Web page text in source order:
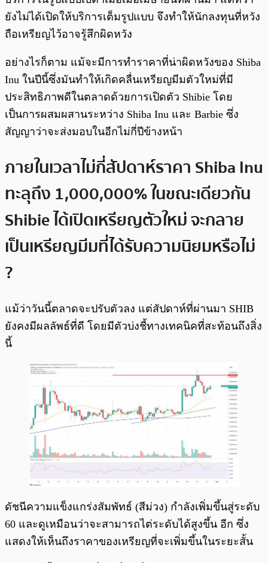
ยังไม่ได้เปิดให้บริการเต็มรูปแบบ จึงทำให้นักลงทุนที่หวัง
ถือเหรียญไว้อาจรู้สึกผิดหวัง
อย่างไรก็ตาม แม้จะมีการทำราคาที่น่าผิดหวังของ Shiba
Inu ในปีนี้ซึ่งมันทำให้เกิดคลื่นเหรียญมีมตัวใหม่ที่มี
ประสิทธิภาพดีในตลาดด้วยการเปิดตัว Shibie โดย
เป็นการผสมผสานระหว่าง Shiba Inu และ Barbie ซึ่ง
สัญญาว่าจะส่งมอบในอีกไม่กี่ปีข้างหน้า
ภายในเวลาไม่กี่สัปดาห์ราคา Shiba Inu
ทะลุถึง 1,000,000% ในขณะเดียวกัน
Shibie ได้เปิดเหรียญตัวใหม่ จะกลาย
เป็นเหรียญมีมที่ได้รับความนิยมหรือไม่
?
แม้ว่าวันนี้ตลาดจะปรับตัวลง แต่สัปดาห์ที่ผ่านมา SHIB
ยังคงมีผลลัพธ์ที่ดี โดยมีตัวบ่งชี้ทางเทคนิคที่สะท้อนถึงสิ่ง
นี้
ดัชนีความแข็งแกร่งสัมพัทธ์ (สีม่วง) กำลังเพิ่มขึ้นสู่ระดับ
60 และดูเหมือนว่าจะสามารถไต่ระดับได้สูงขึ้น อีก ซึ่ง
แสดงให้เห็นถึงราคาของเหรียญที่จะเพิ่มขึ้นในระยะสั้น